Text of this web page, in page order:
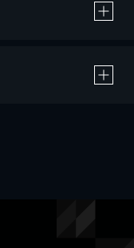
作品の購入 / レンタルです。